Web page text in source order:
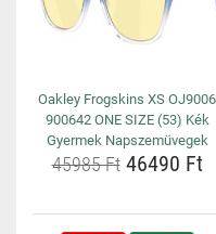
Oakley Frogskins XS OJ9006
900642 ONE SIZE (53) Kék
Gyermek Napszemüvegek
45985 Ft46490 Ft